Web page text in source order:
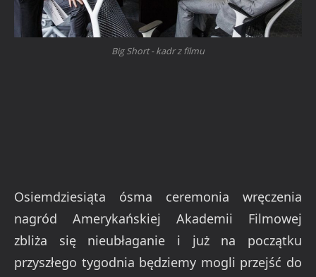
Big Short - kadr z filmu
Osiemdziesiąta ósma ceremonia wręczenia
nagród Amerykańskiej Akademii Filmowej
zbliża się nieubłaganie i już na początku
przyszłego tygodnia będziemy mogli przejść do